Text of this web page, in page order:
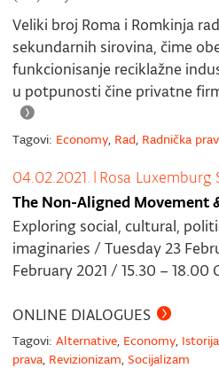
Veliki broj Roma i Romkinja
sekundarnih sirovina, čime
funkcionisanje reciklažne
u potpunosti čine privatne
Tagovi: Economy, Rad, Radnička
04.02.2021. | Rosa Luxemburg
The Non-Aligned Movement
Exploring social, cultural,
imaginaries / Tuesday 23
February 2021 / 15.30 – 18.00
ONLINE DIALOGUES
Tagovi: Alternative, Economy, Istorija
prava, Revizionizam, Socijalizam